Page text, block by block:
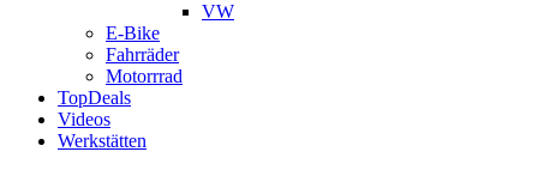
VW
E-Bike
Fahrräder
Motorrrad
TopDeals
Videos
Werkstätten